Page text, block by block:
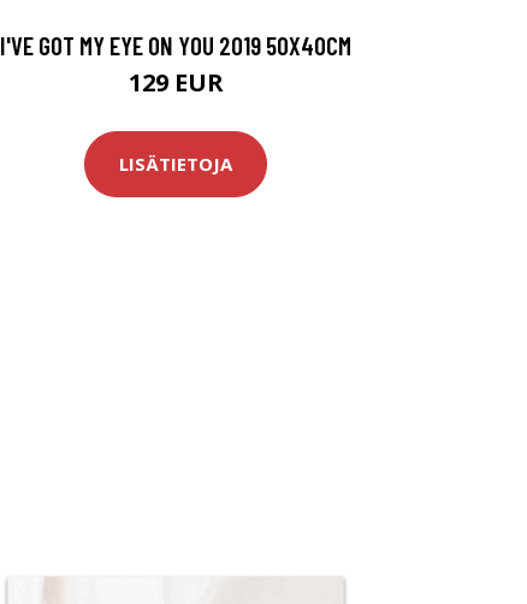
I'VE GOT MY EYE ON YOU 2019 50X40CM
129 EUR
LISÄTIETOJA